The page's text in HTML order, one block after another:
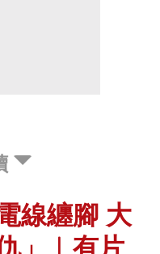
線纏腳 大
」︱有片